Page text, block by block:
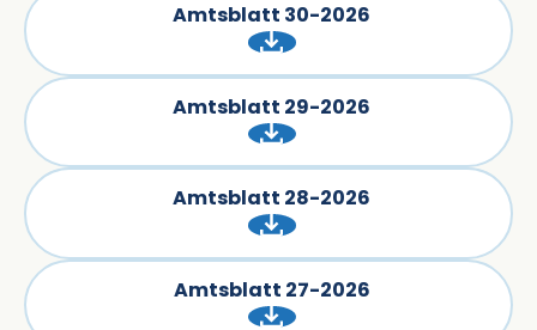
Amtsblatt 30-2026
Amtsblatt 29-2026
Amtsblatt 28-2026
Amtsblatt 27-2026